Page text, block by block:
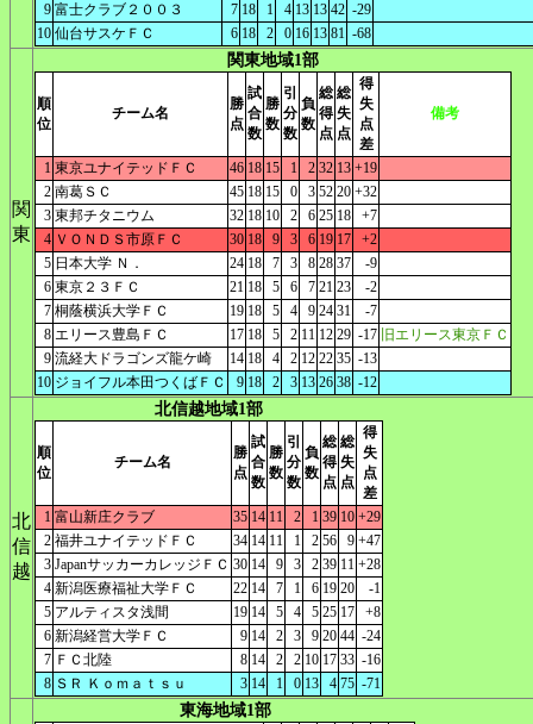
9 富士クラブ２００３ 7 18 1 4 13 13 42 -29
10 仙台サスケＦＣ 6 18 2 0 16 13 81 -68
関
東
関東地域1部
順
位
チーム名
勝
点
試
合
数
勝
数
引
分
数
負
数
総
得
点
総
失
点
得
失
点
差
備考
1 東京ユナイテッドＦＣ 46 18 15 1 2 32 13 +19
2 南葛ＳＣ 45 18 15 0 3 52 20 +32
3 東邦チタニウム 32 18 10 2 6 25 18
+7
4 ＶＯＮＤＳ市原ＦＣ 30 18 9 3 6 19 17
+2
5 日本大学 Ｎ． 24 18 7 3 8 28 37
-9
6 東京２３ＦＣ 21 18 5 6 7 21 23
-2
7 桐蔭横浜大学ＦＣ 19 18 5 4 9 24 31
-7
8 エリース豊島ＦＣ 17 18 5 2 11 12 29 -17 旧エリース東京ＦＣ
9 流経大ドラゴンズ龍ケ崎 14 18 4 2 12 22 35 -13
10 ジョイフル本田つくばＦＣ 9 18 2 3 13 26 38 -12
北
信
越
北信越地域1部
順
位
チーム名
勝
点
試
合
数
勝
数
引
分
数
負
数
総
得
点
総
失
点
得
失
点
差
1 富山新庄クラブ 35 14 11 2 1 39 10 +29
2 福井ユナイテッドＦＣ 34 14 11 1 2 56 9 +47
3 JapanサッカーカレッジＦＣ 30 14 9 3 2 39 11 +28
4 新潟医療福祉大学ＦＣ 22 14 7 1 6 19 20
-1
5 アルティスタ浅間 19 14 5 4 5 25 17
+8
6 新潟経営大学ＦＣ 9 14 2 3 9 20 44 -24
7 ＦＣ北陸 8 14 2 2 10 17 33 -16
8 ＳＲ Ｋｏｍａｔｓｕ 3 14 1 0 13 4 75 -71
東海地域1部